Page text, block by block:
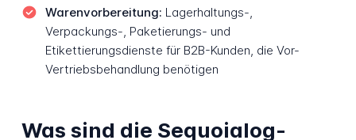
Warenvorbereitung: Lagerhaltungs-,
Verpackungs-, Paketierungs- und
Etikettierungsdienste für B2B-Kunden, die Vor-
Vertriebsbehandlung benötigen
Was sind die Sequoialog-